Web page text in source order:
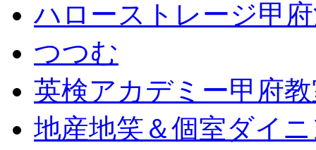
ハローストレージ甲
つつむ
英検アカデミー甲府
地産地笑＆個室ダイ